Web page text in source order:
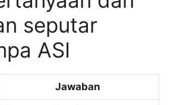
seputar
ASI
Jawaban